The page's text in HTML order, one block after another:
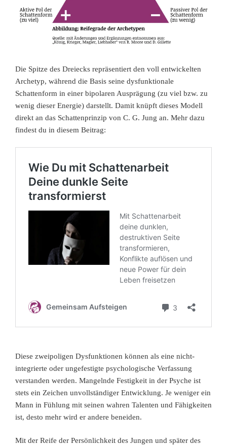
Die Spitze des Dreiecks repräsentiert den voll entwickelten
Archetyp, während die Basis seine dysfunktionale
Schattenform in einer bipolaren Ausprägung (zu viel bzw. zu
wenig dieser Energie) darstellt. Damit knüpft dieses Modell
direkt an das Schattenprinzip von C. G. Jung an. Mehr dazu
findest du in diesem Beitrag:
Diese zweipoligen Dysfunktionen können als eine nicht-
integrierte oder ungefestigte psychologische Verfassung
verstanden werden. Mangelnde Festigkeit in der Psyche ist
stets ein Zeichen unvollständiger Entwicklung. Je weniger ein
Mann in Fühlung mit seinen wahren Talenten und Fähigkeiten
ist, desto mehr wird er andere beneiden.
Mit der Reife der Persönlichkeit des Jungen und später des